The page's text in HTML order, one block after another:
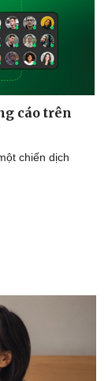
cáo trên
chiến dịch